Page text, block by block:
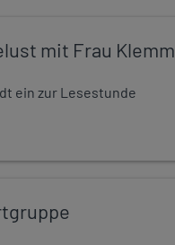
mit Frau Klemm
ein zur Lesestunde